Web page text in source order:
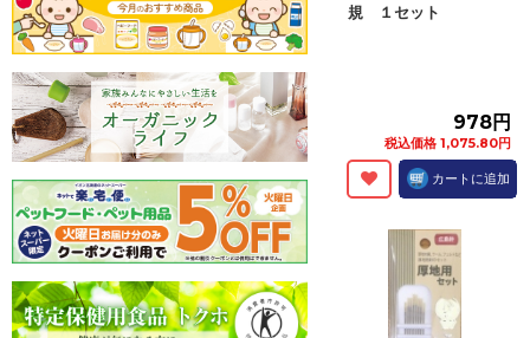
規 １セット
978円
税込価格 1,075.80円
カートに追加